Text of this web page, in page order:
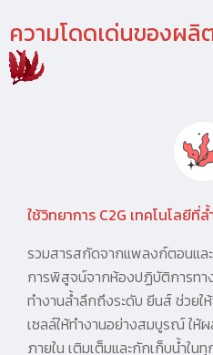
ความโดดเด่นของผ
ใช้วิทยาการ C2G เทคโนโลยีที่ล้
รวมสารสกัดจากแพลงก์ตอนแล
การพิสูจน์จากห้องปฏิบัติการทา
ทำงานล้ำลึกถึงระดับ ยีนส์ ช่ว
เซลล์ให้ทำงานอย่างสมบูรณ์ ให้
ภายใน เติมเต็มและกักเก็บน้ำใ